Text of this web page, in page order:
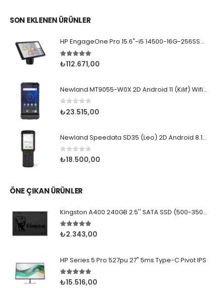
SON EKLENEN ÜRÜNLER
HP EngageOne Pro 15.6"-i5 14500-16G-256SSD-OST W11
5.00 5 üzerinden
₺112.671,00
Newland MT9055-W0X 2D Android 11 (Kılıf) Wifi BT
0 5 üzerinden
₺23.515,00
Newland Speedata SD35 (Leo) 2D Android 8.1 Wifi BT
0 5 üzerinden
₺18.500,00
ÖNE ÇIKAN ÜRÜNLER
Kingston A400 240GB 2.5'' SATA SSD (500-350MB/s)
5.005 üzerinden
₺2.343,00
HP Series 5 Pro 527pu 27" 5ms Type-C Pivot IPS
5.005 üzerinden
₺15.516,00